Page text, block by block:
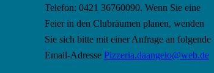
Telefon: 0421 36760090. Wenn Sie eine
Feier in den Clubräumen planen, wenden
Sie sich bitte mit einer Anfrage an folgende
Email-Adresse Pizzeria.daangelo@web.de